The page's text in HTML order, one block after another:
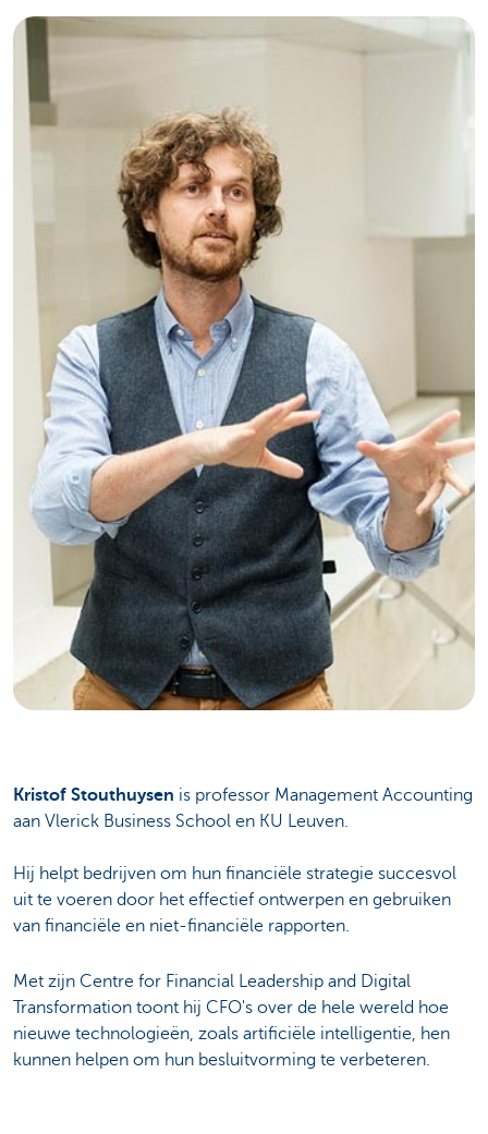
Kristof Stouthuysen is professor Management Accounting
aan Vlerick Business School en KU Leuven.
Hij helpt bedrijven om hun financiële strategie succesvol
uit te voeren door het effectief ontwerpen en gebruiken
van financiële en niet-financiële rapporten.
Met zijn Centre for Financial Leadership and Digital
Transformation toont hij CFO's over de hele wereld hoe
nieuwe technologieën, zoals artificiële intelligentie, hen
kunnen helpen om hun besluitvorming te verbeteren.